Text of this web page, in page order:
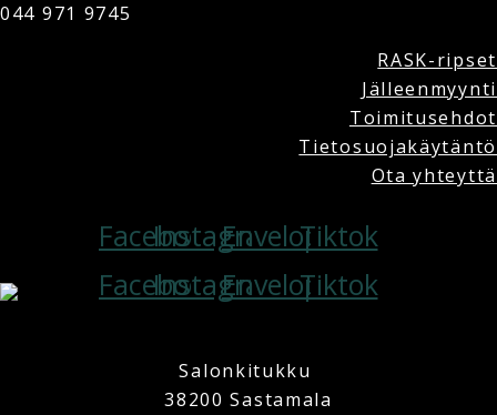
044 971 9745
RASK-ripset
Jälleenmyynti
Toimitusehdot
Tietosuojakäytäntö
Ota yhteyttä
Facebook
Instagram
EnvelopeTiktok
Facebook
Instagram
EnvelopeTiktok
Salonkitukku
38200 Sastamala